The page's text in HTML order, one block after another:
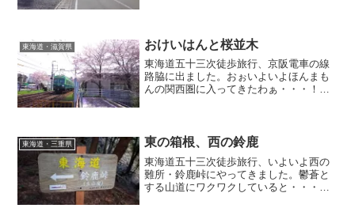
東海道・滋賀県 おけいはんと桜並木
東海道五十三次徒歩旅行、京阪電車の線
路脇に出ました。おぉいよいよほんまも
んの関西圏に入ってきたわぁ・・・！そ
海道中ラストコースが春でよかった。春
は旅立ちの季節であるとともに締めくく
りの季節でもあるわけです。
東海道・三重県 東の箱根、西の鈴鹿
東海道五十三次徒歩旅行、いよいよ西の
難所・鈴鹿峠にやってきました。鬱蒼と
する山道にワクワクしていると・・・